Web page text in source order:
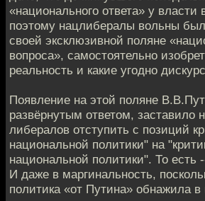
«национального ответа» у власти
поэтому нацлибералы вольны
своей эксклюзивной поляне
вопроса», самостоятельно
реальность и какие угодно
Появление на этой поляне
развёрнутым ответом, заставило
либералов отступить с позиций
национальной политики" на
национальной политики". То есть
И даже в маргинальность,
политика «от Путина» обнажила